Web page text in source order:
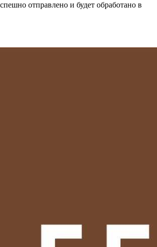
отправлено и будет обработано в